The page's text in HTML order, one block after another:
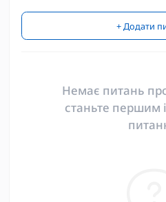
+ Додати
Немає питань
станьте першим